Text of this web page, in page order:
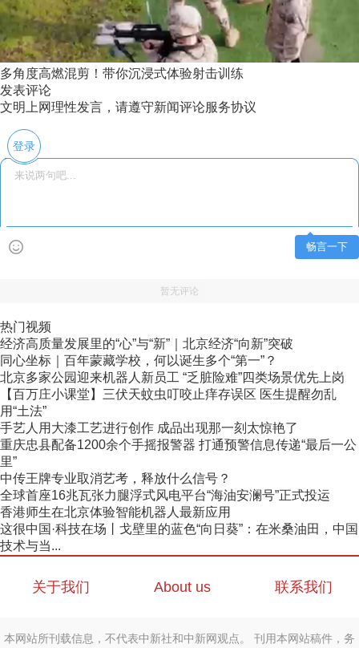
多角度高燃混剪！带你沉浸式体验射击训练
发表评论
文明上网理性发言，请遵守新闻评论服务协议
登录
畅言一下
暂无评论
热门视频
经济高质量发展里的“心”与“新”｜北京经济“向新”突破
同心坐标｜百年蒙藏学校，何以诞生多个“第一”？
北京多家公园迎来机器人新员工 “乏脏险难”四类场景优先上岗
【百万庄小课堂】三伏天蚊虫叮咬止痒存误区 医生提醒勿乱
用“土法”
手艺人用大漆工艺进行创作 成品出现那一刻太惊艳了
重庆忠县配备1200余个手摇报警器 打通预警信息传递“最后一公
里”
中传王牌专业取消艺考，释放什么信号？
全球首座16兆瓦张力腿浮式风电平台“海油安澜号”正式投运
香港师生在北京体验智能机器人最新应用
这很中国·科技在场丨戈壁里的蓝色“向日葵”：在米桑油田，中国
技术与当...
关于我们 About us 联系我们
本网站所刊载信息，不代表中新社和中新网观点。 刊用本网站稿件，务